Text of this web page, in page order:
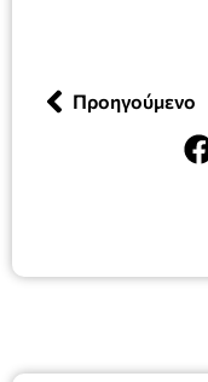
Προηγούμενο